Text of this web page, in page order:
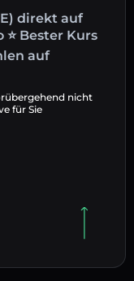
direkt auf
Bester Kurs
auf
nicht
für Sie